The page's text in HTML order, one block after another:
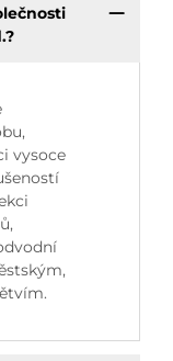
vysoce